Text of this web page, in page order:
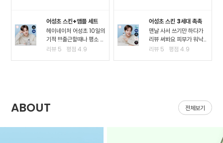
어성초 스킨+앰플 세트
헤이네이처 어성초 10일의
기적 !!!출근할때나 평소 밖
에서 다닐때도 계속 마스
리뷰 5 평점4.9
어성초 스킨 3세대 촉촉
맨날 사서 쓰기만 하다가
리뷰 써봐요 피부가 워낙
여드*성 피부고 툭하면 이
리뷰 5 평점4.9
ABOUT 전체보기